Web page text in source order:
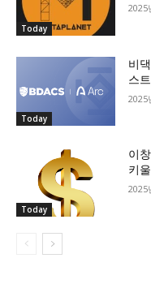
Today
2025
Today
비
스
2025
Today
이
키
2025